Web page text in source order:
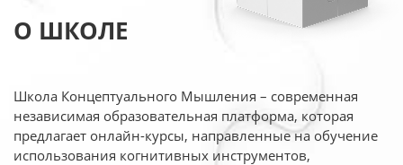
О ШКОЛЕ
Школа Концептуального Мышления – современная
независимая образовательная платформа, которая
предлагает онлайн-курсы, направленные на обучение
использования когнитивных инструментов,